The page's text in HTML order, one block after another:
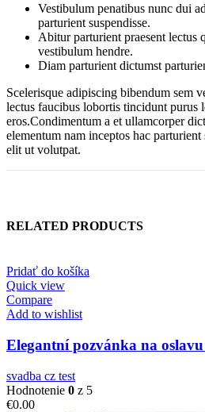
Vestibulum penatibus nunc dui
parturient suspendisse.
Abitur parturient praesent lectus
vestibulum hendre.
Diam parturient dictumst
Scelerisque adipiscing bibendum sem
lectus faucibus lobortis tincidunt purus
eros.Condimentum a et ullamcorper
elementum nam inceptos hac
elit ut volutpat.
RELATED PRODUCTS
Pridať do košíka
Quick view
Compare
Add to wishlist
Elegantní pozvánka na
svadba cz test
Hodnotenie 0 z 5
€0.00